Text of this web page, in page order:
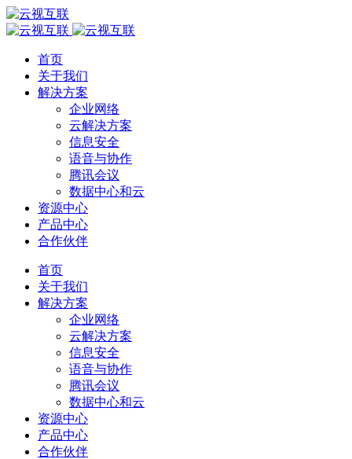
首页
关于我们
解决方案
企业网络
云解决方案
信息安全
语音与协作
腾讯会议
数据中心和云
资源中心
产品中心
合作伙伴
首页
关于我们
解决方案
企业网络
云解决方案
信息安全
语音与协作
腾讯会议
数据中心和云
资源中心
产品中心
合作伙伴